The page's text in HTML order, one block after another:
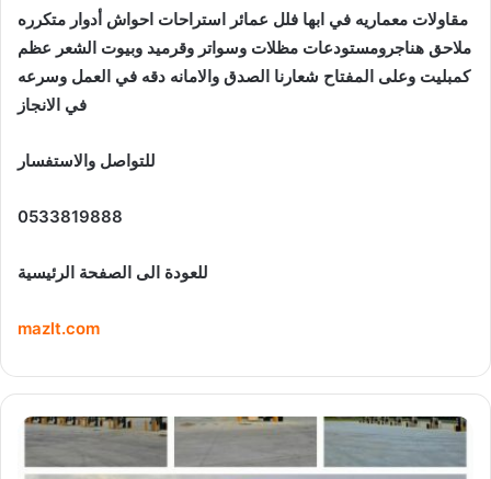
مقاولات معماريه في ابها فلل عمائر استراحات احواش أدوار متكرره
ملاحق هناجرومستودعات مظلات وسواتر وقرميد وبيوت الشعر عظم
كمبليت وعلى المفتاح شعارنا الصدق والامانه دقه في العمل وسرعه
في الانجاز
للتواصل والاستفسار
0533819888
للعودة الى الصفحة الرئيسية
mazlt.com